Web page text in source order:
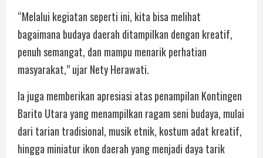
“Melalui kegiatan seperti ini, kita bisa melihat
bagaimana budaya daerah ditampilkan dengan kreatif,
penuh semangat, dan mampu menarik perhatian
masyarakat,” ujar Nety Herawati.
Ia juga memberikan apresiasi atas penampilan Kontingen
Barito Utara yang menampilkan ragam seni budaya, mulai
dari tarian tradisional, musik etnik, kostum adat kreatif,
hingga miniatur ikon daerah yang menjadi daya tarik